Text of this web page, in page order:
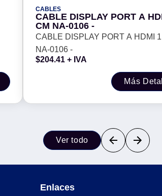
CABLES
CABLE DISPLAY PORT A
CM NA-0106 -
CABLE DISPLAY PORT A HDMI
NA-0106 -
$204.41 + IVA
Más
Ver todo
Enlaces